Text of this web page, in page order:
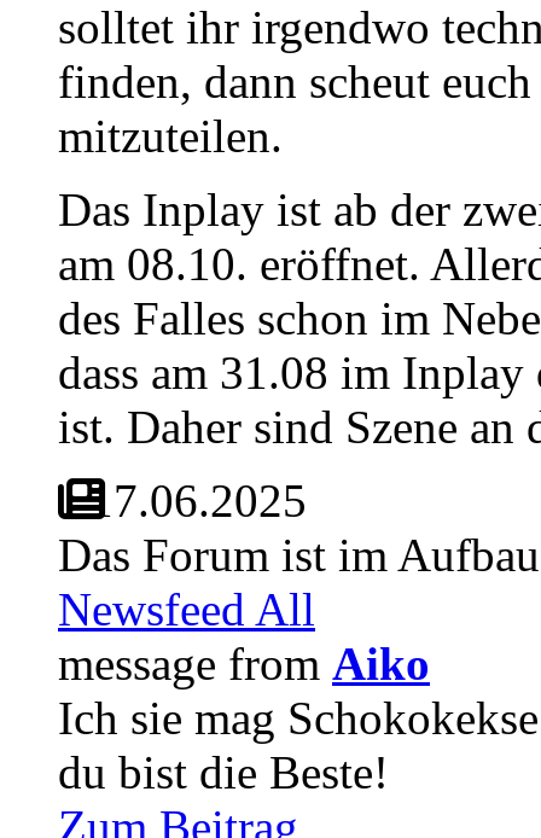
solltet ihr irgendwo
finden, dann scheut
mitzuteilen.
Das Inplay ist ab der
am 08.10. eröffnet.
des Falles schon im
dass am 31.08 im
ist. Daher sind Szene an
17.06.2025
Das Forum ist im
Newsfeed All
message from Aiko
Ich sie mag
du bist die Beste!
Zum Beitrag